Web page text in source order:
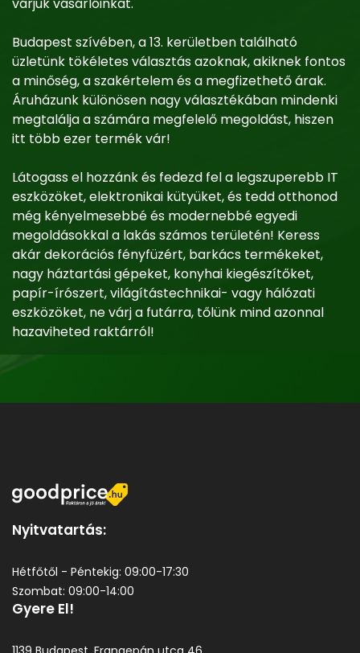
Budapest szívében, a 13. kerületben található
üzletünk tökéletes választás azoknak, akiknek fontos
a minőség, a szakértelem és a megfizethető árak.
Áruházunk különösen nagy választékában mindenki
megtalálja a számára megfelelő megoldást, hiszen
itt több ezer termék vár!
Látogass el hozzánk és fedezd fel a legszuperebb IT
eszközöket, elektronikai kütyüket, és tedd otthonod
még kényelmesebbé és modernebbé egyedi
megoldásokkal a lakás számos területén! Keress
akár dekorációs fényfüzért, barkács termékeket,
nagy háztartási gépeket, konyhai kiegészítőket,
papír-írószert, világítástechnikai- vagy hálózati
eszközöket, ne várj a futárra, tőlünk mind azonnal
hazaviheted raktárról!
Nyitvatartás:
Hétfőtől - Péntekig: 09:00-17:30
Szombat: 09:00-14:00
Gyere El!